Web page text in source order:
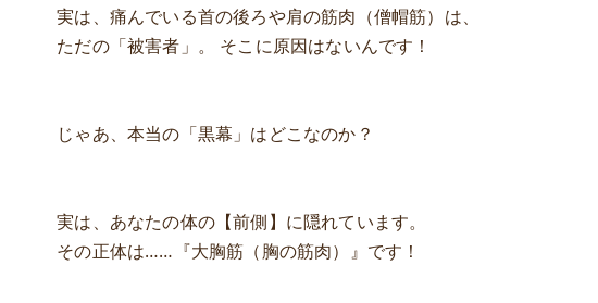
実は、痛んでいる首の後ろや肩の筋肉（僧帽筋）は、
ただの「被害者」。 そこに原因はないんです！
じゃあ、本当の「黒幕」はどこなのか？
実は、あなたの体の【前側】に隠れています。
その正体は……『大胸筋（胸の筋肉）』です！